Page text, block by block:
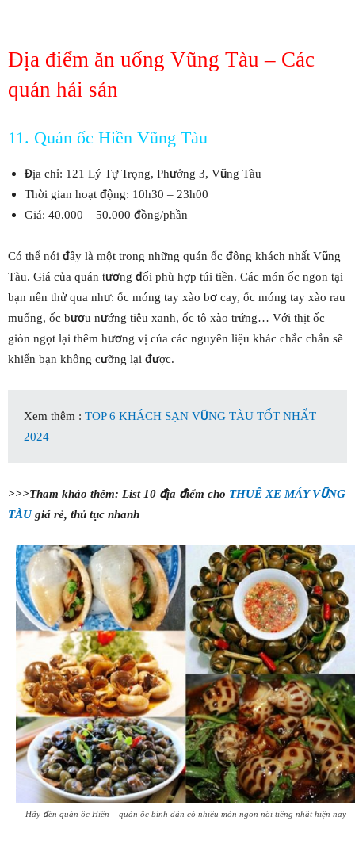
Địa điểm ăn uống Vũng Tàu – Các
quán hải sản
11. Quán ốc Hiền Vũng Tàu
Địa chỉ: 121 Lý Tự Trọng, Phưởng 3, Vũng Tàu
Thời gian hoạt động: 10h30 – 23h00
Giá: 40.000 – 50.000 đồng/phần
Có thể nói đây là một trong những quán ốc đông khách nhất Vũng
Tàu. Giá của quán tương đối phù hợp túi tiền. Các món ốc ngon tại
bạn nên thử qua như: ốc móng tay xào bơ cay, ốc móng tay xào rau
muống, ốc bươu nướng tiêu xanh, ốc tô xào trứng… Với thịt ốc
giòn ngọt lại thêm hương vị của các nguyên liệu khác chắc chắn sẽ
khiến bạn không cưỡng lại được.
Xem thêm : TOP 6 KHÁCH SẠN VŨNG TÀU TỐT NHẤT
2024
>>>Tham khảo thêm: List 10 địa điểm cho THUÊ XE MÁY VŨNG
TÀUgiá rẻ, thủ tục nhanh
Hãy đến quán ốc Hiền – quán ốc bình dân có nhiều món ngon nổi tiếng nhất hiện nay